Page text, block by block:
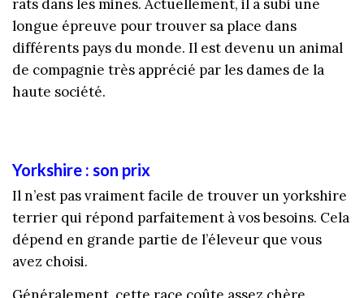
rats dans les mines. Actuellement, il a subi une
longue épreuve pour trouver sa place dans
différents pays du monde. Il est devenu un animal
de compagnie très apprécié par les dames de la
haute société.
Yorkshire : son prix
Il n’est pas vraiment facile de trouver un yorkshire
terrier qui répond parfaitement à vos besoins. Cela
dépend en grande partie de l’éleveur que vous
avez choisi.